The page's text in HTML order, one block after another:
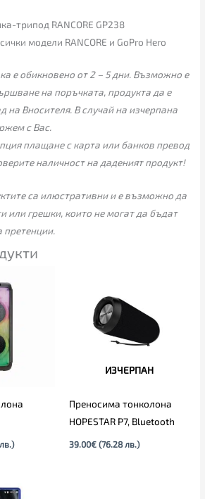
трипод RANCORE GP238
модели RANCORE и GoPro Hero
е обикновено от 2 – 5 дни. Възможно е
на поръчката, продукта да е
на Вносителя. В случай на изчерпана
с Вас.
плащане с карта или банков превод
наличност на даденият продукт!
са илюстративни и е възможно да
или грешки, които не могат да бъдат
претенции.
ИЗЧЕРПАН
Преносима тонколона
HOPESTAR P7, Bluetooth
39.00€ (76.28 лв.)